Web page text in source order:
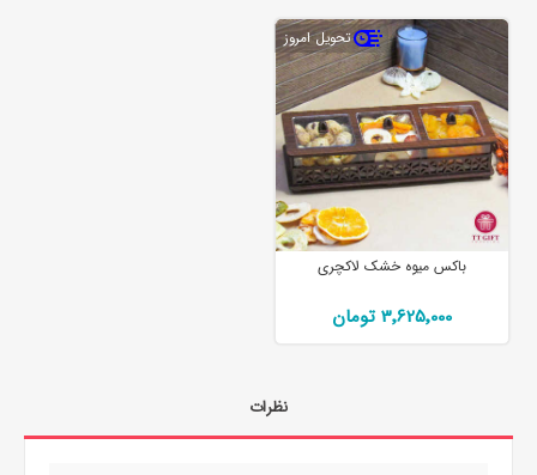
تحویل امروز
باکس میوه خشک لاکچری
3٬625٬000 تومان
نظرات